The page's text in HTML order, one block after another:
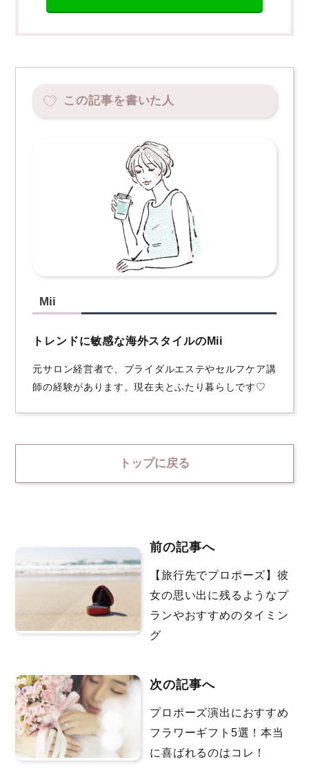
この記事を書いた人
Mii
トレンドに敏感な海外スタイルのMii
元サロン経営者で、ブライダルエステやセルフケア講
師の経験があります。現在夫とふたり暮らしです♡
トップに戻る
前の記事へ
【旅行先でプロポーズ】彼
女の思い出に残るようなプ
ランやおすすめのタイミン
グ
次の記事へ
プロポーズ演出におすすめ
フラワーギフト5選！本当
に喜ばれるのはコレ！